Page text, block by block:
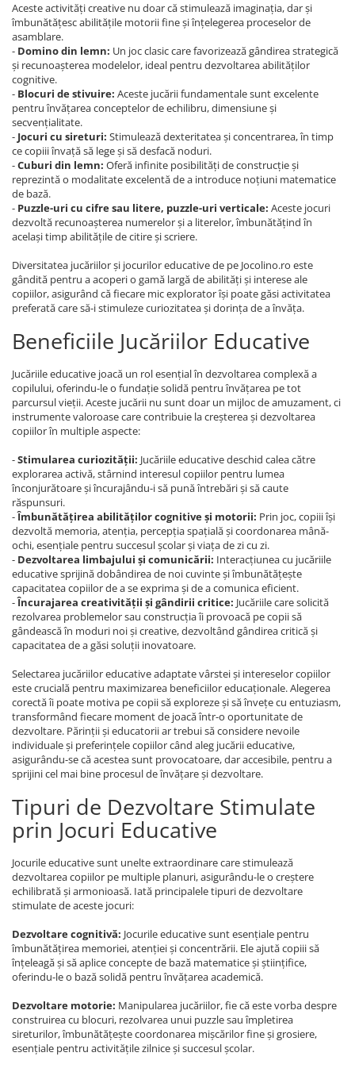
Aceste activități creative nu doar că stimulează imaginația, dar și
îmbunătățesc abilitățile motorii fine și înțelegerea proceselor de
asamblare.
- Domino din lemn: Un joc clasic care favorizează gândirea strategică
și recunoașterea modelelor, ideal pentru dezvoltarea abilităților
cognitive.
- Blocuri de stivuire: Aceste jucării fundamentale sunt excelente
pentru învățarea conceptelor de echilibru, dimensiune și
secvențialitate.
- Jocuri cu sireturi: Stimulează dexteritatea și concentrarea, în timp
ce copiii învață să lege și să desfacă noduri.
-Cuburi din lemn: Oferă infinite posibilități de construcție și
reprezintă o modalitate excelentă de a introduce noțiuni matematice
de bază.
- Puzzle-uri cu cifre sau litere, puzzle-uri verticale: Aceste jocuri
dezvoltă recunoașterea numerelor și a literelor, îmbunătățind în
același timp abilitățile de citire și scriere.
Diversitatea jucăriilor și jocurilor educative de pe Jocolino.ro este
gândită pentru a acoperi o gamă largă de abilități și interese ale
copiilor, asigurând că fiecare mic explorator își poate găsi activitatea
preferată care să-i stimuleze curiozitatea și dorința de a învăța.
Beneficiile Jucăriilor Educative
Jucăriile educative joacă un rol esențial în dezvoltarea complexă a
copilului, oferindu-le o fundație solidă pentru învățarea pe tot
parcursul vieții. Aceste jucării nu sunt doar un mijloc de amuzament, ci
instrumente valoroase care contribuie la creșterea și dezvoltarea
copiilor în multiple aspecte:
-Stimularea curiozității: Jucăriile educative deschid calea către
explorarea activă, stârnind interesul copiilor pentru lumea
înconjurătoare și încurajându-i să pună întrebări și să caute
răspunsuri.
-Îmbunătățirea abilităților cognitive și motorii: Prin joc, copiii își
dezvoltă memoria, atenția, percepția spațială și coordonarea mână-
ochi, esențiale pentru succesul școlar și viața de zi cu zi.
- Dezvoltarea limbajului și comunicării: Interacțiunea cu jucăriile
educative sprijină dobândirea de noi cuvinte și îmbunătățește
capacitatea copiilor de a se exprima și de a comunica eficient.
-Încurajarea creativității și gândirii critice: Jucăriile care solicită
rezolvarea problemelor sau construcția îi provoacă pe copii să
gândească în moduri noi și creative, dezvoltând gândirea critică și
capacitatea de a găsi soluții inovatoare.
Selectarea jucăriilor educative adaptate vârstei și intereselor copiilor
este crucială pentru maximizarea beneficiilor educaționale. Alegerea
corectă îi poate motiva pe copii să exploreze și să învețe cu entuziasm,
transformând fiecare moment de joacă într-o oportunitate de
dezvoltare. Părinții și educatorii ar trebui să considere nevoile
individuale și preferințele copiilor când aleg jucării educative,
asigurându-se că acestea sunt provocatoare, dar accesibile, pentru a
sprijini cel mai bine procesul de învățare și dezvoltare.
Tipuri de Dezvoltare Stimulate
prin Jocuri Educative
Jocurile educative sunt unelte extraordinare care stimulează
dezvoltarea copiilor pe multiple planuri, asigurându-le o creștere
echilibrată și armonioasă. Iată principalele tipuri de dezvoltare
stimulate de aceste jocuri:
Dezvoltare cognitivă: Jocurile educative sunt esențiale pentru
îmbunătățirea memoriei, atenției și concentrării. Ele ajută copiii să
înțeleagă și să aplice concepte de bază matematice și științifice,
oferindu-le o bază solidă pentru învățarea academică.
Dezvoltare motorie: Manipularea jucăriilor, fie că este vorba despre
construirea cu blocuri, rezolvarea unui puzzle sau împletirea
sireturilor, îmbunătățește coordonarea mișcărilor fine și grosiere,
esențiale pentru activitățile zilnice și succesul școlar.